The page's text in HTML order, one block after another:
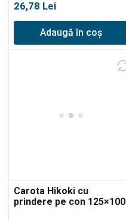
26,78 Lei
Adaugă în coș
Carota Hikoki cu
prindere pe con 125×100